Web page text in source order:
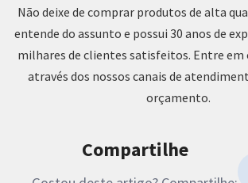
Não deixe de comprar produtos de alta
entende do assunto e possui 30 anos de
milhares de clientes satisfeitos. Entre
através dos nossos canais de
orçamento.
Compartilhe